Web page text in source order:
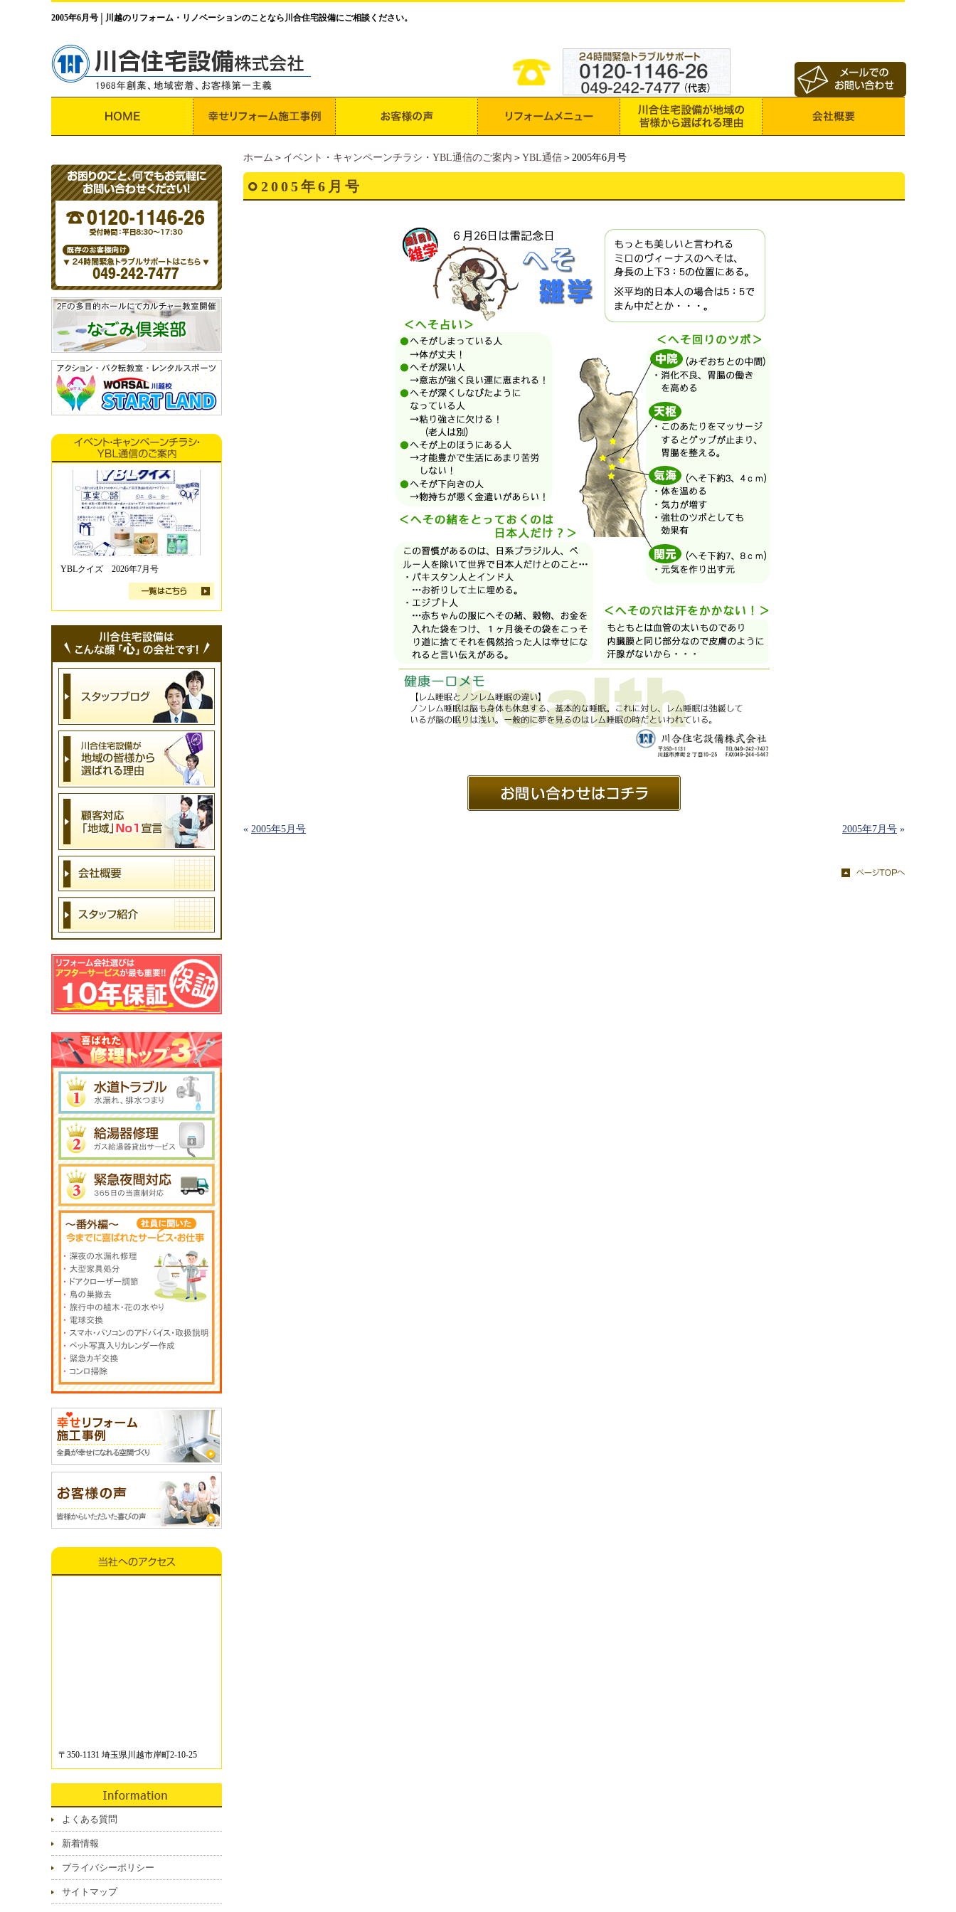
2005年6月号 川越のリフォーム・リノベーションのことなら川合住宅設備にご相談ください。
ホーム ＞ イベント・キャンペーンチラシ・YBL通信のご案内 ＞ YBL通信 ＞2005年6月号
2005年6月号
« 2005年5月号 2005年7月号 »
YBLクイズ 2026年7月号
〒350-1131 埼玉県川越市岸町2-10-25
よくある質問
新着情報
プライバシーポリシー
サイトマップ